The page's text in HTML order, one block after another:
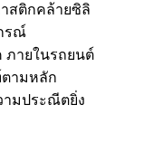
สติกคล้ายซิลิ
รณ์
ภายในรถยนต์
ามหลัก
ามประณีตยิ่ง